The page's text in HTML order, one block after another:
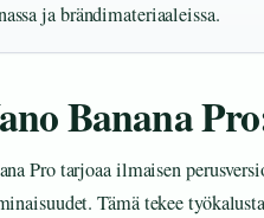
ja brändimateriaaleissa.
Banana
Pro tarjoaa ilmaisen
Tämä tekee